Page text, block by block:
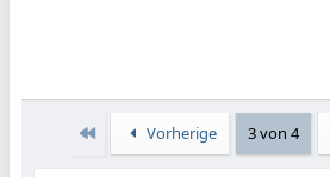
Erste Vorherige 3 von 4